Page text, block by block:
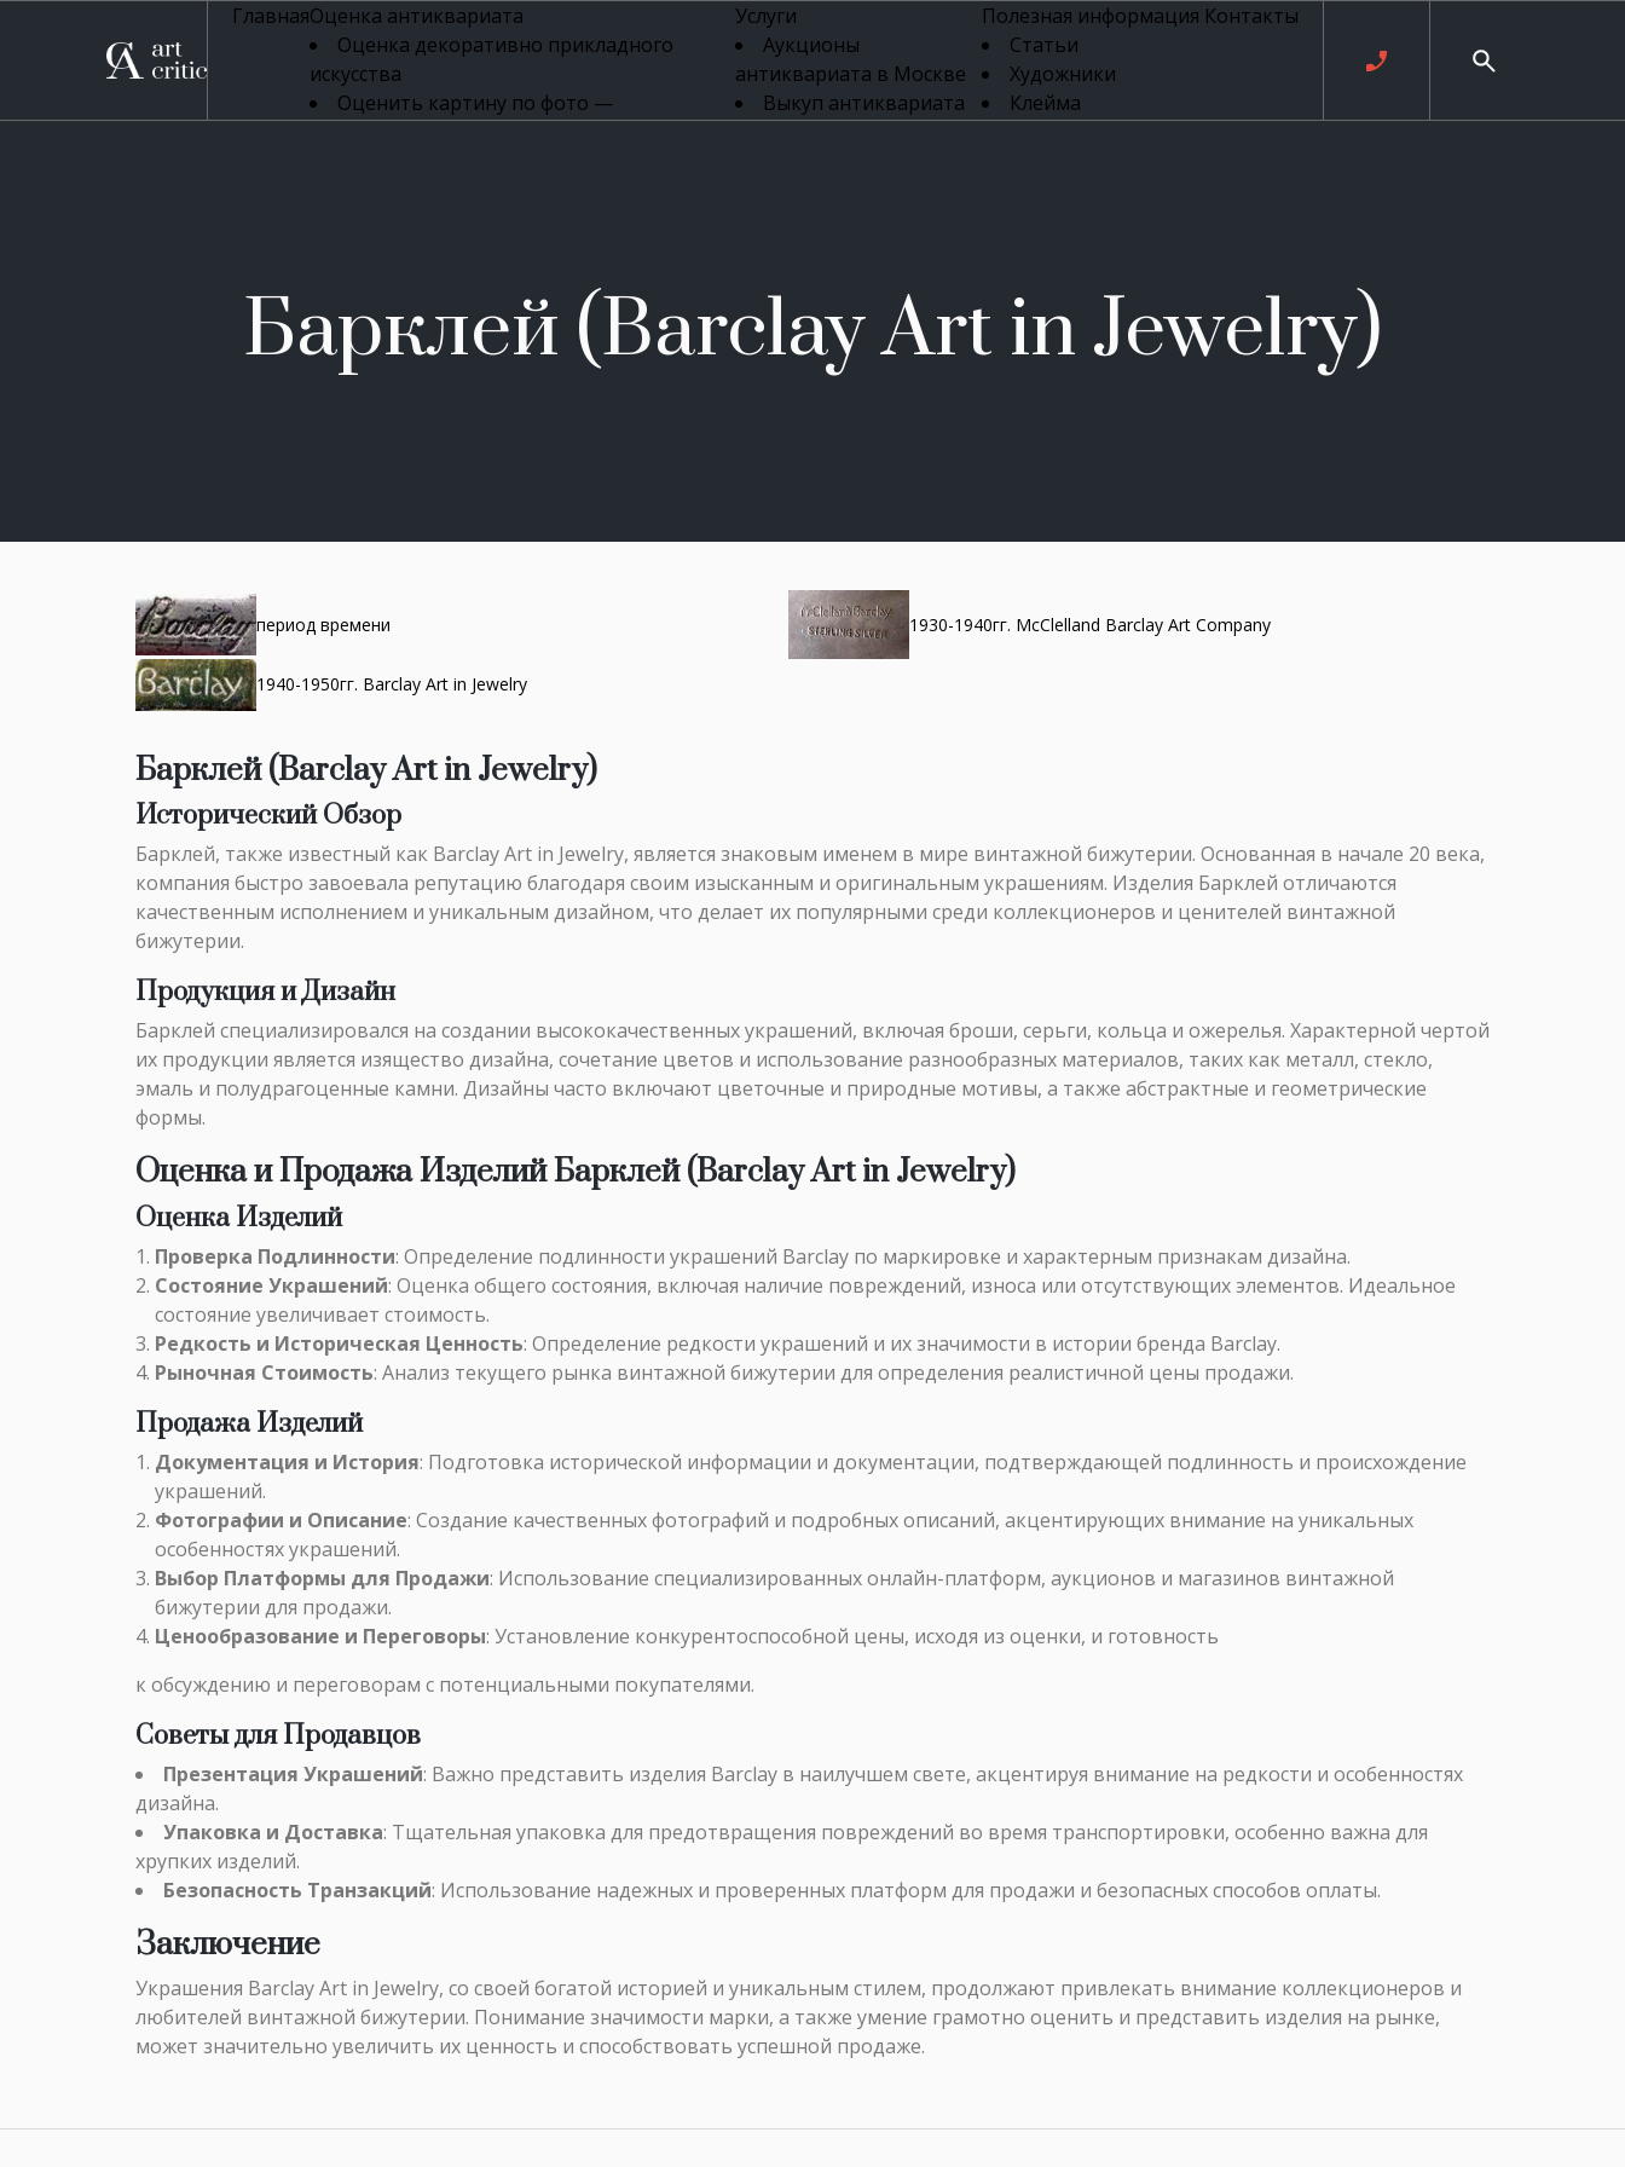
ГлавнаяОценка антиквариата
Оценка декоративно прикладного
искусства
Оценить картину по фото —
Оценка антикварной мебели
Оценка книг
Оценка бронзовых изделий
Услуги
Аукционы
антиквариата в Москве
Выкуп антиквариата
Скупка антиквариата
Скупка антикварной
мебели
вещей
Полезная информация
Статьи
Художники
Клейма
Фарфоровые
Ювелирные
Контакты
Барклей (Barclay Art in Jewelry)
период времени 1930-1940гг. McClelland Barclay Art Company
1940-1950гг. Barclay Art in Jewelry
Барклей (Barclay Art in Jewelry)
Исторический Обзор
Барклей, также известный как Barclay Art in Jewelry, является знаковым именем в мире винтажной бижутерии. Основанная в начале 20 века,
компания быстро завоевала репутацию благодаря своим изысканным и оригинальным украшениям. Изделия Барклей отличаются
качественным исполнением и уникальным дизайном, что делает их популярными среди коллекционеров и ценителей винтажной
бижутерии.
Продукция и Дизайн
Барклей специализировался на создании высококачественных украшений, включая броши, серьги, кольца и ожерелья. Характерной чертой
их продукции является изящество дизайна, сочетание цветов и использование разнообразных материалов, таких как металл, стекло,
эмаль и полудрагоценные камни. Дизайны часто включают цветочные и природные мотивы, а также абстрактные и геометрические
формы.
Оценка и Продажа Изделий Барклей (Barclay Art in Jewelry)
Оценка Изделий
Проверка Подлинности: Определение подлинности украшений Barclay по маркировке и характерным признакам дизайна.
Состояние Украшений: Оценка общего состояния, включая наличие повреждений, износа или отсутствующих элементов. Идеальное
состояние увеличивает стоимость.
Редкость и Историческая Ценность: Определение редкости украшений и их значимости в истории бренда Barclay.
Рыночная Стоимость: Анализ текущего рынка винтажной бижутерии для определения реалистичной цены продажи.
Продажа Изделий
Документация и История: Подготовка исторической информации и документации, подтверждающей подлинность и происхождение
украшений.
Фотографии и Описание: Создание качественных фотографий и подробных описаний, акцентирующих внимание на уникальных
особенностях украшений.
Выбор Платформы для Продажи: Использование специализированных онлайн-платформ, аукционов и магазинов винтажной
бижутерии для продажи.
Ценообразование и Переговоры: Установление конкурентоспособной цены, исходя из оценки, и готовность
к обсуждению и переговорам с потенциальными покупателями.
Советы для Продавцов
Презентация Украшений: Важно представить изделия Barclay в наилучшем свете, акцентируя внимание на редкости и особенностях
дизайна.
Упаковка и Доставка: Тщательная упаковка для предотвращения повреждений во время транспортировки, особенно важна для
хрупких изделий.
Безопасность Транзакций: Использование надежных и проверенных платформ для продажи и безопасных способов оплаты.
Заключение
Украшения Barclay Art in Jewelry, со своей богатой историей и уникальным стилем, продолжают привлекать внимание коллекционеров и
любителей винтажной бижутерии. Понимание значимости марки, а также умение грамотно оценить и представить изделия на рынке,
может значительно увеличить их ценность и способствовать успешной продаже.